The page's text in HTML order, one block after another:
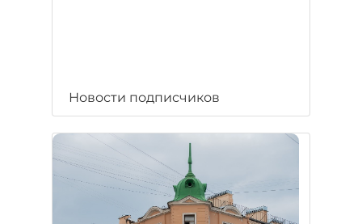
Новости подписчиков